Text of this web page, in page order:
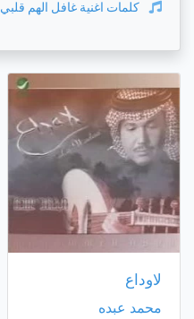
كلمات اغنية غافل الهم قلبي
لاوداع
محمد عبده